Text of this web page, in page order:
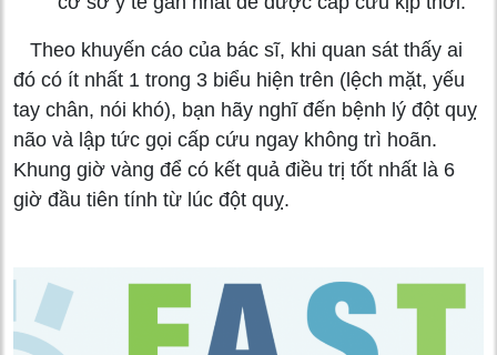
Theo khuyến cáo của bác sĩ, khi quan sát thấy ai
đó có ít nhất 1 trong 3 biểu hiện trên (lệch mặt, yếu
tay chân, nói khó), bạn hãy nghĩ đến bệnh lý đột quỵ
não và lập tức gọi cấp cứu ngay không trì hoãn.
Khung giờ vàng để có kết quả điều trị tốt nhất là 6
giờ đầu tiên tính từ lúc đột quỵ.